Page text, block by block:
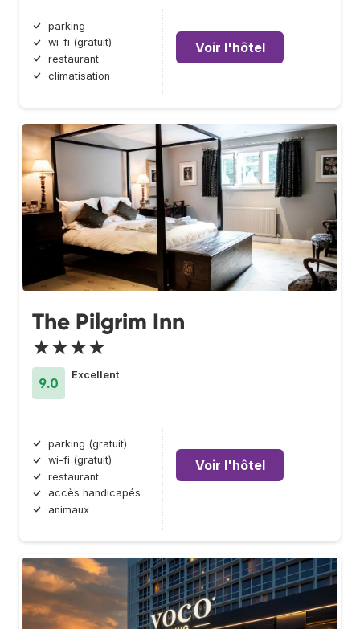
parking
wi-fi (gratuit)
restaurant
climatisation
Voir l'hôtel
The Pilgrim Inn
★★★★
9.0
Excellent
parking (gratuit)
wi-fi (gratuit)
restaurant
accès handicapés
animaux
Voir l'hôtel